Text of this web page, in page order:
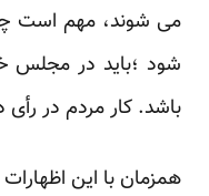
می شوند، مهم است
شود ؛باید در مجلس
باشد. کار مردم در
همزمان با این